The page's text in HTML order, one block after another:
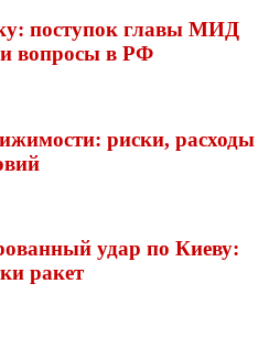
поступок главы МИД
вопросы в РФ
риски, расходы
удар по Киеву:
ракет